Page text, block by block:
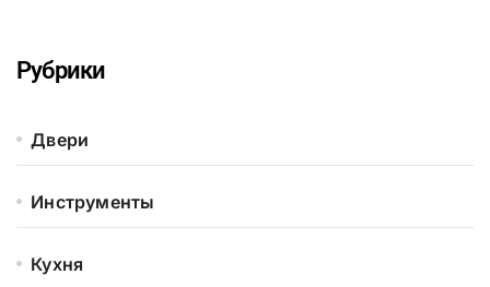
Рубрики
Двери
Инструменты
Кухня